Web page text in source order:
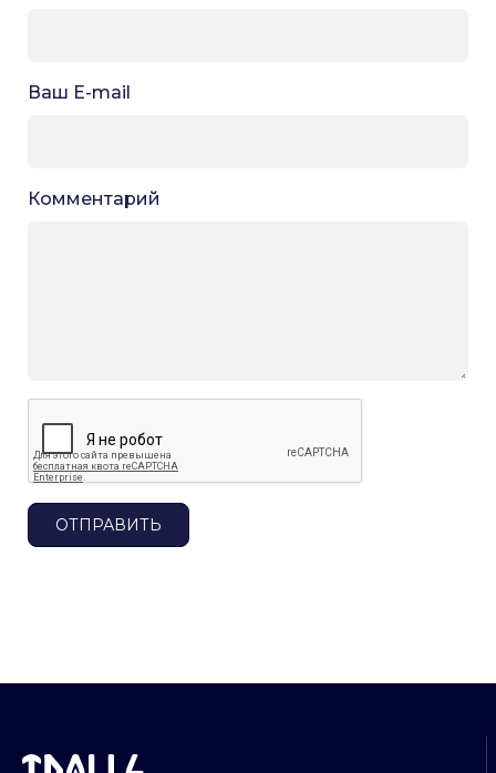
Ваш E-mail
Комментарий
ОТПРАВИТЬ